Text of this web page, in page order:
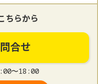
ちらから
合せ
〜18:00